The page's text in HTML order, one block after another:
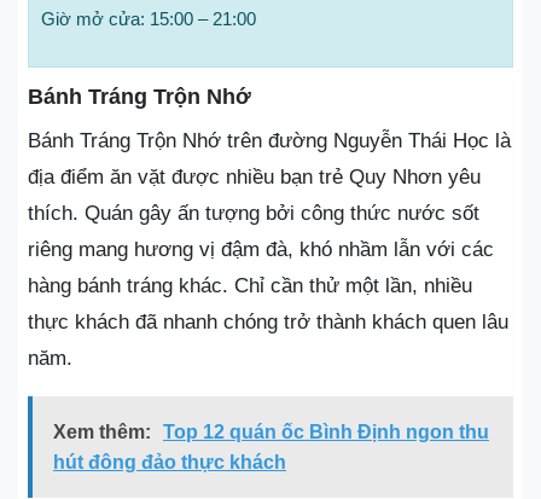
Giờ mở cửa: 15:00 – 21:00
Bánh Tráng Trộn Nhớ
Bánh Tráng Trộn Nhớ trên đường Nguyễn Thái Học là
địa điểm ăn vặt được nhiều bạn trẻ Quy Nhơn yêu
thích. Quán gây ấn tượng bởi công thức nước sốt
riêng mang hương vị đậm đà, khó nhầm lẫn với các
hàng bánh tráng khác. Chỉ cần thử một lần, nhiều
thực khách đã nhanh chóng trở thành khách quen lâu
năm.
Xem thêm:
Top 12 quán ốc Bình Định ngon thu
hút đông đảo thực khách